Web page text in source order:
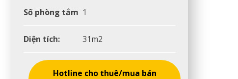
Số phòng tắm 1
Diện tích: 31m2
Hotline cho thuê/mua bán